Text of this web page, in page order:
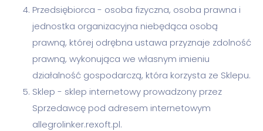
Przedsiębiorca - osoba fizyczna, osoba prawna i
jednostka organizacyjna niebędąca osobą
prawną, której odrębna ustawa przyznaje zdolność
prawną, wykonująca we własnym imieniu
działalność gospodarczą, która korzysta ze Sklepu.
Sklep - sklep internetowy prowadzony przez
Sprzedawcę pod adresem internetowym
allegrolinker.rexoft.pl.